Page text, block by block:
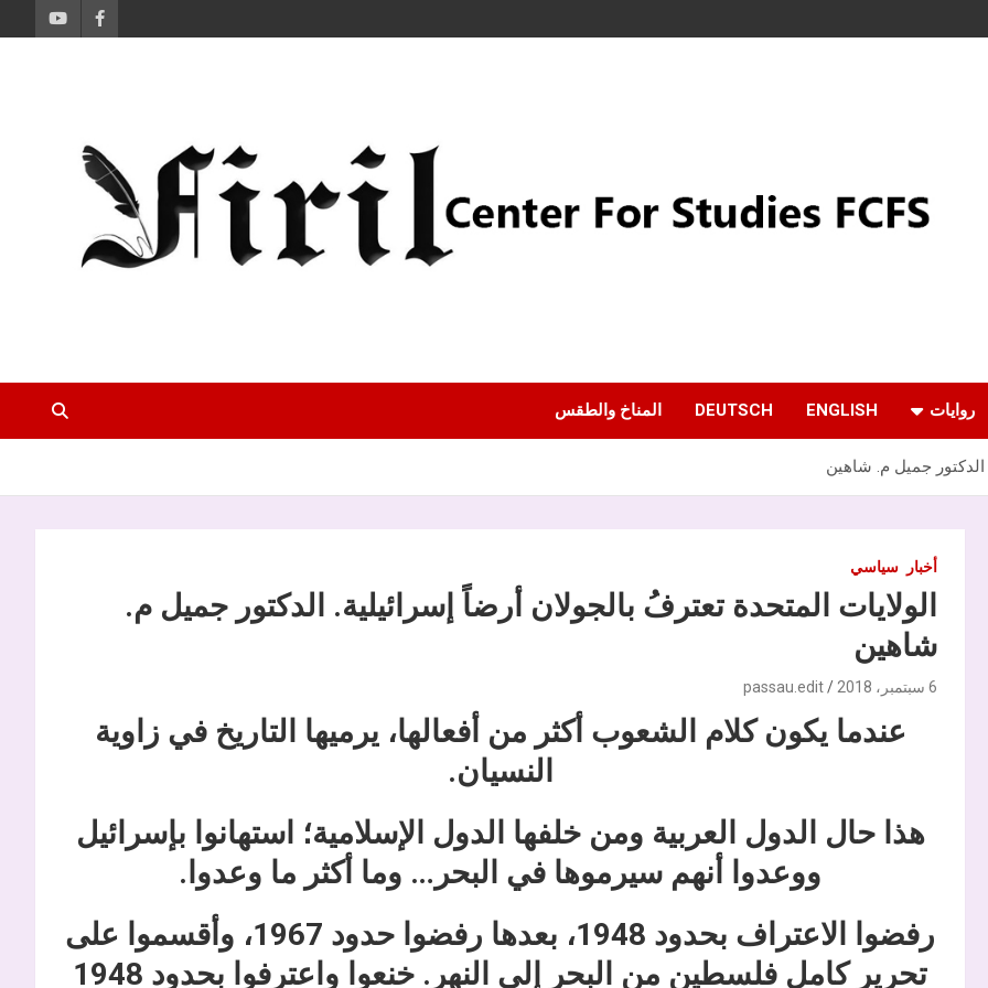
روايات ENGLISH
DEUTSCH المناخ والطقس
الدكتور جميل م. شاهين
أخبار سياسي
الولايات المتحدة تعترفُ بالجولان أرضاً إسرائيلية. الدكتور جميل م.
شاهين
6 سبتمبر، 2018 passau.edit
عندما يكون كلام الشعوب أكثر من أفعالها، يرميها التاريخ في زاوية
النسيان.
هذا حال الدول العربية ومن خلفها الدول الإسلامية؛ استهانوا بإسرائيل
ووعدوا أنهم سيرموها في البحر… وما أكثر ما وعدوا.
رفضوا الاعتراف بحدود 1948، بعدها رفضوا حدود 1967، وأقسموا على
تحرير كامل فلسطين من البحر إلى النهر. خنعوا واعترفوا بحدود 1948